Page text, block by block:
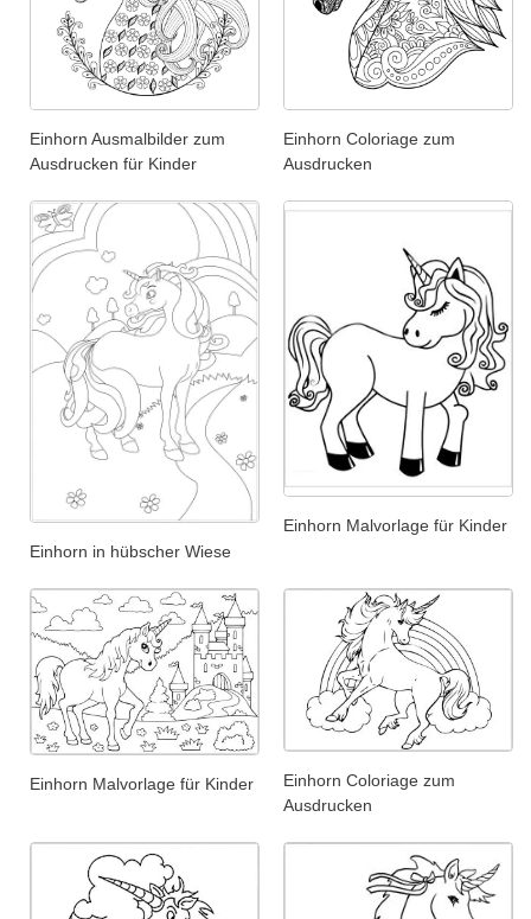
Einhorn Ausmalbilder zum
Ausdrucken für Kinder
Einhorn Coloriage zum
Ausdrucken
Einhorn in hübscher Wiese
Einhorn Malvorlage für Kinder
Einhorn Malvorlage für Kinder
Einhorn Coloriage zum
Ausdrucken